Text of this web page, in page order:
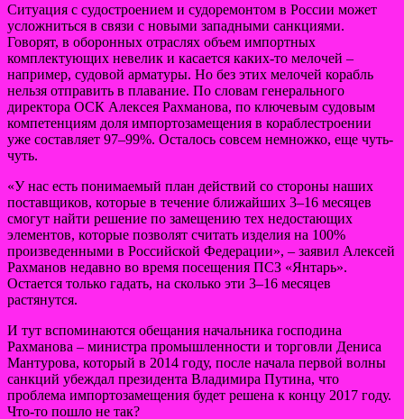
Ситуация с судостроением и судоремонтом в России может
усложниться в связи с новыми западными санкциями.
Говорят, в оборонных отраслях объем импортных
комплектующих невелик и касается каких-то мелочей –
например, судовой арматуры. Но без этих мелочей корабль
нельзя отправить в плавание. По словам генерального
директора ОСК Алексея Рахманова, по ключевым судовым
компетенциям доля импортозамещения в кораблестроении
уже составляет 97–99%. Осталось совсем немножко, еще чуть-
чуть.
«У нас есть понимаемый план действий со стороны наших
поставщиков, которые в течение ближайших 3–16 месяцев
смогут найти решение по замещению тех недостающих
элементов, которые позволят считать изделия на 100%
произведенными в Российской Федерации», – заявил Алексей
Рахманов недавно во время посещения ПСЗ «Янтарь».
Остается только гадать, на сколько эти 3–16 месяцев
растянутся.
И тут вспоминаются обещания начальника господина
Рахманова – министра промышленности и торговли Дениса
Мантурова, который в 2014 году, после начала первой волны
санкций убеждал президента Владимира Путина, что
проблема импортозамещения будет решена к концу 2017 году.
Что-то пошло не так?